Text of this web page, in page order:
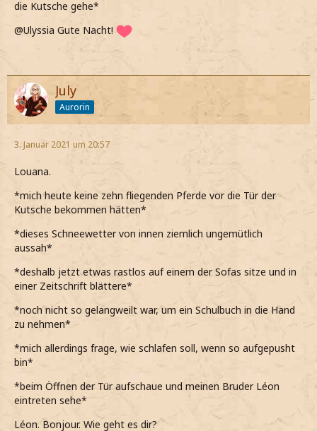
die Kutsche gehe*
@Ulyssia Gute Nacht!
July
Aurorin
3. Januar 2021 um 20:57
Louana.
*mich heute keine zehn fliegenden Pferde vor die Tür der
Kutsche bekommen hätten*
*dieses Schneewetter von innen ziemlich ungemütlich
aussah*
*deshalb jetzt etwas rastlos auf einem der Sofas sitze und in
einer Zeitschrift blättere*
*noch nicht so gelangweilt war, um ein Schulbuch in die Hand
zu nehmen*
*mich allerdings frage, wie schlafen soll, wenn so aufgepusht
bin*
*beim Öffnen der Tür aufschaue und meinen Bruder Léon
eintreten sehe*
Léon. Bonjour. Wie geht es dir?